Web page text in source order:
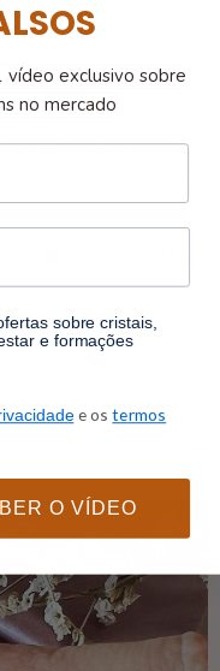
para defumares os teus
momento.
naturais e variam no
cristal é escolhido
exclusivo sobre
no mercado
sobre cristais,
e formações
e ostermos
O VÍDEO